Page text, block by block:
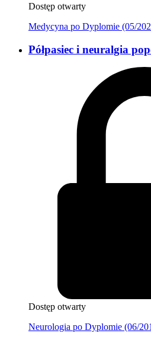
Dostęp otwarty
Medycyna po Dyplomie (05/
Półpasiec i neuralgia
Dostęp otwarty
Neurologia po Dyplomie (06/